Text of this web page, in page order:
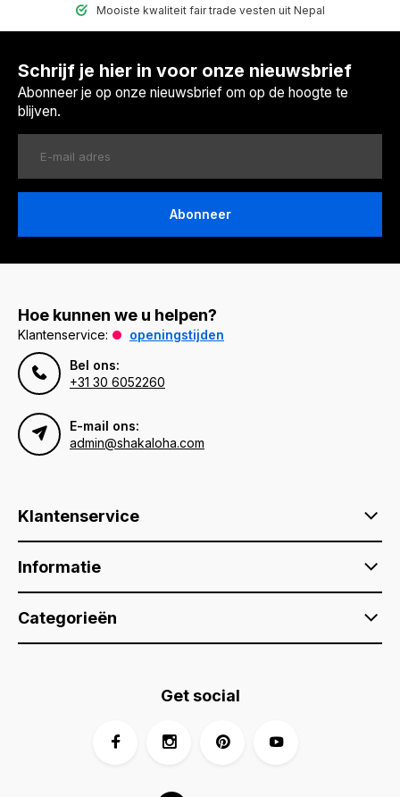
Mooiste kwaliteit fair trade vesten uit Nepal
Schrijf je hier in voor onze nieuwsbrief
Abonneer je op onze nieuwsbrief om op de hoogte te
blijven.
Abonneer
Hoe kunnen we u helpen?
Klantenservice:
openingstijden
Bel ons:
+31 30 6052260
E-mail ons:
admin@shakaloha.com
Klantenservice
Informatie
Categorieën
Get social